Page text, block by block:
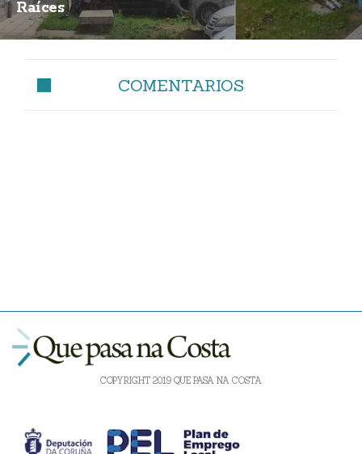
Raíces
COMENTARIOS
COPYRIGHT 2019 QUE PASA NA COSTA